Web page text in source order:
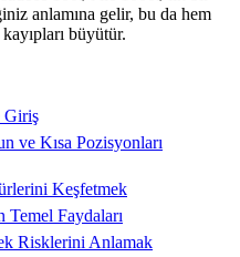
anlamına gelir, bu da hem
büyütür.
Giriş
ve Kısa Pozisyonları
Keşfetmek
Faydaları
Risklerini Anlamak